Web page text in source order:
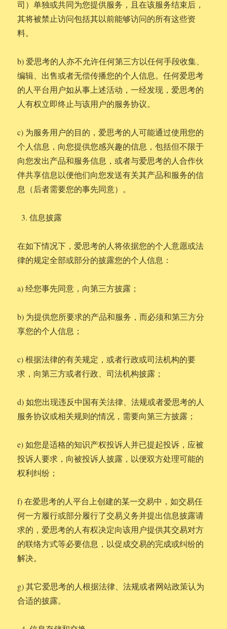
司）单独或共同为您提供服务，且在该服务结束后，
其将被禁止访问包括其以前能够访问的所有这些资
料。
b) 爱思考的人亦不允许任何第三方以任何手段收集、
编辑、出售或者无偿传播您的个人信息。任何爱思考
的人平台用户如从事上述活动，一经发现，爱思考的
人有权立即终止与该用户的服务协议。
c) 为服务用户的目的，爱思考的人可能通过使用您的
个人信息，向您提供您感兴趣的信息，包括但不限于
向您发出产品和服务信息，或者与爱思考的人合作伙
伴共享信息以便他们向您发送有关其产品和服务的信
息（后者需要您的事先同意）。
信息披露
在如下情况下，爱思考的人将依据您的个人意愿或法
律的规定全部或部分的披露您的个人信息：
a) 经您事先同意，向第三方披露；
b) 为提供您所要求的产品和服务，而必须和第三方分
享您的个人信息；
c) 根据法律的有关规定，或者行政或司法机构的要
求，向第三方或者行政、司法机构披露；
d) 如您出现违反中国有关法律、法规或者爱思考的人
服务协议或相关规则的情况，需要向第三方披露；
e) 如您是适格的知识产权投诉人并已提起投诉，应被
投诉人要求，向被投诉人披露，以便双方处理可能的
权利纠纷；
f) 在爱思考的人平台上创建的某一交易中，如交易任
何一方履行或部分履行了交易义务并提出信息披露请
求的，爱思考的人有权决定向该用户提供其交易对方
的联络方式等必要信息，以促成交易的完成或纠纷的
解决。
g) 其它爱思考的人根据法律、法规或者网站政策认为
合适的披露。